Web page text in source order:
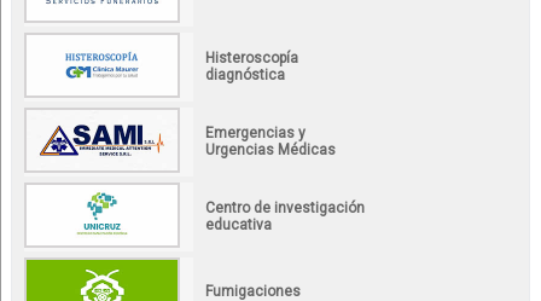
Histeroscopía
diagnóstica
Emergencias y
Urgencias Médicas
Centro de investigación
educativa
Fumigaciones